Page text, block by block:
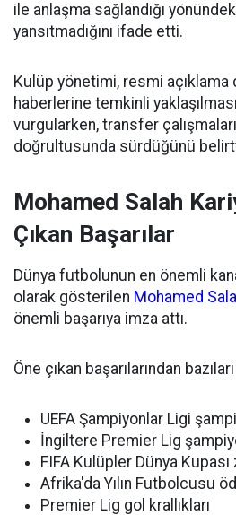
ile anlaşma sağlandığı
yansıtmadığını ifade etti.
Kulüp yönetimi, resmi açıklama
haberlerine temkinli
vurgularken, transfer
doğrultusunda sürdüğünü
Mohamed Salah
Çıkan Başarılar
Dünya futbolunun en önemli
olarak gösterilen Mohamed
önemli başarıya imza attı.
Öne çıkan başarılarından
UEFA Şampiyonlar Ligi
İngiltere Premier Lig
FIFA Kulüpler Dünya
Afrika'da Yılın Futbolcusu
Premier Lig gol krallıkları